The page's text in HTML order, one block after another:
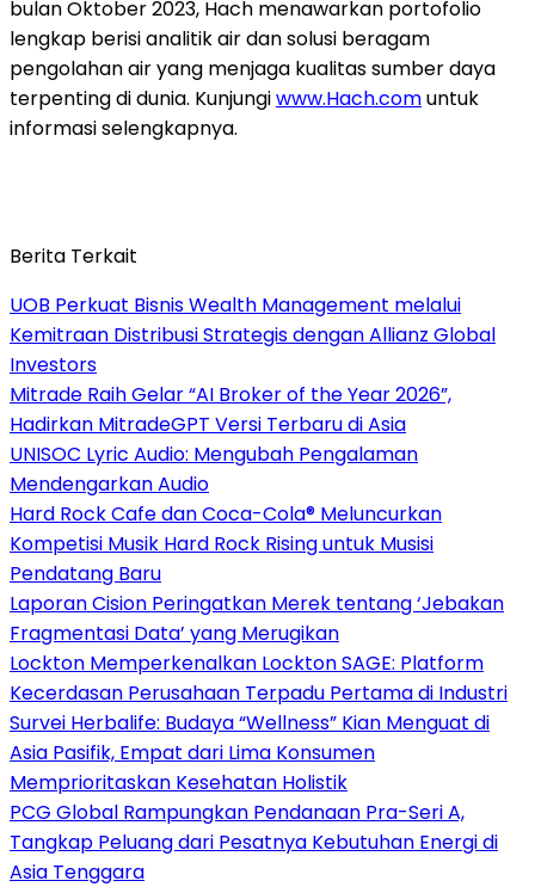
bulan Oktober 2023, Hach menawarkan portofolio
lengkap berisi analitik air dan solusi beragam
pengolahan air yang menjaga kualitas sumber daya
terpenting di dunia. Kunjungiwww.Hach.comuntuk
informasi selengkapnya.
Berita Terkait
UOB Perkuat Bisnis Wealth Management melalui
Kemitraan Distribusi Strategis dengan Allianz Global
Investors
Mitrade Raih Gelar “AI Broker of the Year 2026”,
Hadirkan MitradeGPT Versi Terbaru di Asia
UNISOC Lyric Audio: Mengubah Pengalaman
Mendengarkan Audio
Hard Rock Cafe dan Coca-Cola® Meluncurkan
Kompetisi Musik Hard Rock Rising untuk Musisi
Pendatang Baru
Laporan Cision Peringatkan Merek tentang ‘Jebakan
Fragmentasi Data’ yang Merugikan
Lockton Memperkenalkan Lockton SAGE: Platform
Kecerdasan Perusahaan Terpadu Pertama di Industri
Survei Herbalife: Budaya “Wellness” Kian Menguat di
Asia Pasifik, Empat dari Lima Konsumen
Memprioritaskan Kesehatan Holistik
PCG Global Rampungkan Pendanaan Pra-Seri A,
Tangkap Peluang dari Pesatnya Kebutuhan Energi di
Asia Tenggara